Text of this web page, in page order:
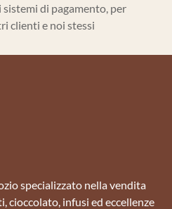
di pagamento, per
clienti e noi stessi
specializzato nella vendita
cioccolato, infusi ed eccellenze